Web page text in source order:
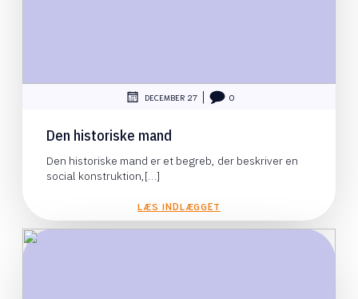
DECEMBER 27 0
Den historiske mand
Den historiske mand er et begreb, der beskriver en
social konstruktion,[…]
LÆS INDLÆGGET